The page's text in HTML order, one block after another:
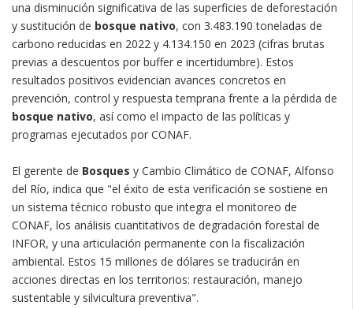
una disminución significativa de las superficies de deforestación
y sustitución de bosque nativo, con 3.483.190 toneladas de
carbono reducidas en 2022 y 4.134.150 en 2023 (cifras brutas
previas a descuentos por buffer e incertidumbre). Estos
resultados positivos evidencian avances concretos en
prevención, control y respuesta temprana frente a la pérdida de
bosque nativo, así como el impacto de las políticas y
programas ejecutados por CONAF.
El gerente de Bosques y Cambio Climático de CONAF, Alfonso
del Río, indica que "el éxito de esta verificación se sostiene en
un sistema técnico robusto que integra el monitoreo de
CONAF, los análisis cuantitativos de degradación forestal de
INFOR, y una articulación permanente con la fiscalización
ambiental. Estos 15 millones de dólares se traducirán en
acciones directas en los territorios: restauración, manejo
sustentable y silvicultura preventiva".